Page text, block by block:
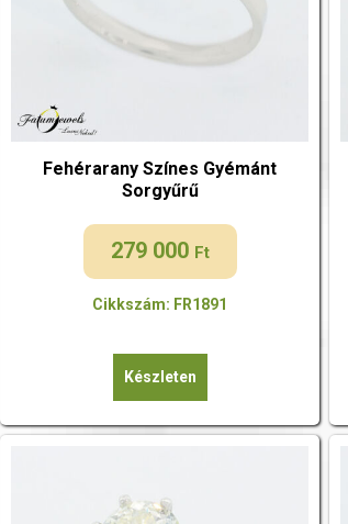
Fehérarany Színes Gyémánt
Sorgyűrű
279 000 Ft
Cikkszám: FR1891
Készleten